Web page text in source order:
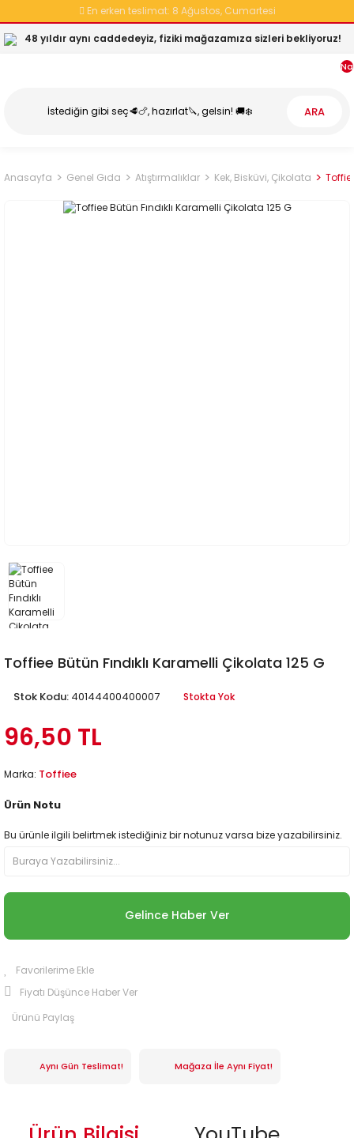
En erken teslimat: 8 Ağustos, Cumartesi
48 yıldır aynı caddedeyiz, fiziki mağazamıza sizleri bekliyoruz!
ARA
Anasayfa Genel Gıda Atıştırmalıklar Kek, Bisküvi, Çikolata
Toffiee Bütün Fındıklı Karamelli Çikolata 125 G
Stok Kodu: 40144400400007 Stokta Yok
96,50 TL
Marka: Toffiee
Ürün Notu
Bu ürünle ilgili belirtmek istediğiniz bir notunuz varsa bize yazabilirsiniz.
Gelince Haber Ver
Fiyatı Düşünce Haber Ver
Ürünü Paylaş
Aynı Gün Teslimat! Mağaza İle Aynı Fiyat!